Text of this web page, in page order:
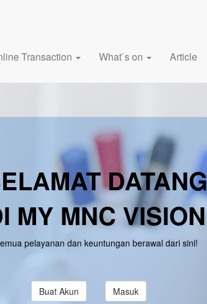
Transaction What`s on Article
DATANG
MY MNC VISION
pelayanan dan keuntungan berawal dari sini!
Buat Akun Masuk